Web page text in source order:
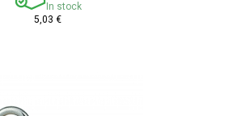
In stock
5,03 €